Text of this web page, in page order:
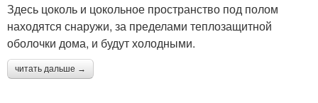
Здесь цоколь и цокольное пространство под полом
находятся снаружи, за пределами теплозащитной
оболочки дома, и будут холодными.
читать дальше →